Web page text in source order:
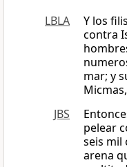
LBLA
Y los
contra
mar; y
JBS
pelear
seis mil
arena